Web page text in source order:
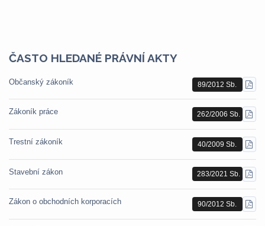
ČASTO HLEDANÉ PRÁVNÍ AKTY
Občanský zákoník 89/2012 Sb.
PDF
Zákoník práce 262/2006 Sb.
PDF
Trestní zákoník 40/2009 Sb.
PDF
Stavební zákon 283/2021 Sb.
PDF
Zákon o obchodních korporacích 90/2012 Sb.
PDF